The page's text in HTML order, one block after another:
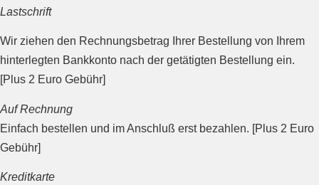
Lastschrift
Wir ziehen den Rechnungsbetrag Ihrer Bestellung von Ihrem
hinterlegten Bankkonto nach der getätigten Bestellung ein.
[Plus 2 Euro Gebühr]
Auf Rechnung
Einfach bestellen und im Anschluß erst bezahlen. [Plus 2 Euro
Gebühr]
Kreditkarte